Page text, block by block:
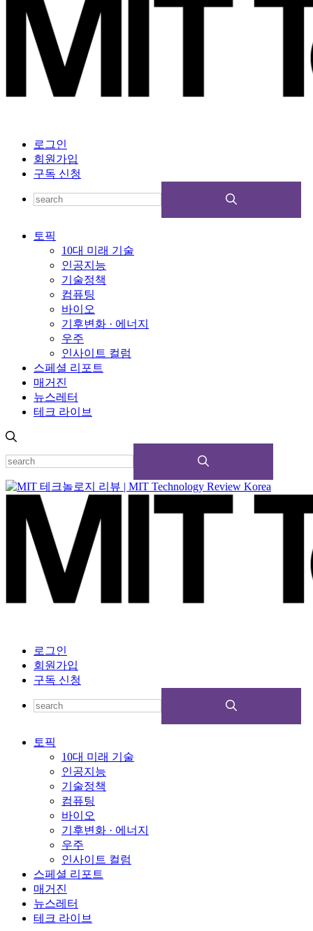
로그인
회원가입
구독 신청
토픽
10대 미래 기술
인공지능
기술정책
컴퓨팅
바이오
기후변화 · 에너지
우주
인사이트 컬럼
스페셜 리포트
매거진
뉴스레터
테크 라이브
로그인
회원가입
구독 신청
토픽
10대 미래 기술
인공지능
기술정책
컴퓨팅
바이오
기후변화 · 에너지
우주
인사이트 컬럼
스페셜 리포트
매거진
뉴스레터
테크 라이브